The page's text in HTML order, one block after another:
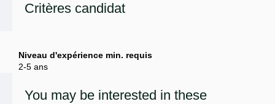
Critères candidat
Niveau d'expérience min. requis
2-5 ans
You may be interested in these